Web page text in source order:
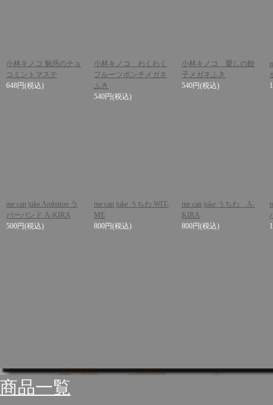
小林キノコ 魅惑のチョ
コミントマステ
648円(税込)
小林キノコ わくわく
フルーツポンチメガネ
ふき
540円(税込)
小林キノコ 愛しの餃
子メガネふき
540円(税込)
me can juke Ambition ラ
バーバンド A-KIRA
500円(税込)
me can juke うちわ WIT-
ME
800円(税込)
me can juke うちわ A-
KIRA
800円(税込)
商品一覧